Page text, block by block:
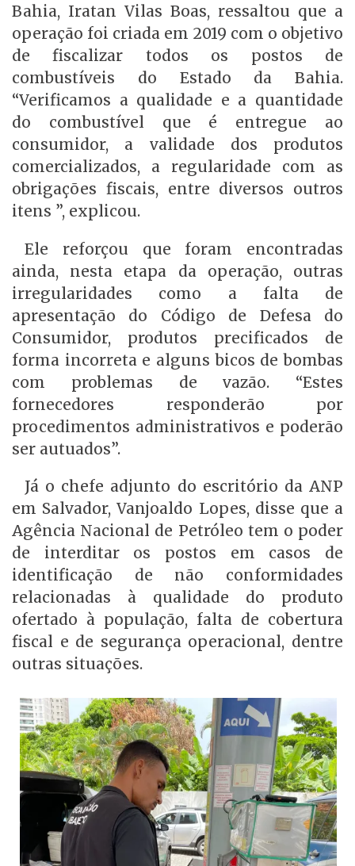
Bahia, Iratan Vilas Boas, ressaltou que a
operação foi criada em 2019 com o objetivo
de fiscalizar todos os postos de
combustíveis do Estado da Bahia.
“Verificamos a qualidade e a quantidade
do combustível que é entregue ao
consumidor, a validade dos produtos
comercializados, a regularidade com as
obrigações fiscais, entre diversos outros
itens ”, explicou.
Ele reforçou que foram encontradas
ainda, nesta etapa da operação, outras
irregularidades como a falta de
apresentação do Código de Defesa do
Consumidor, produtos precificados de
forma incorreta e alguns bicos de bombas
com problemas de vazão. “Estes
fornecedores responderão por
procedimentos administrativos e poderão
ser autuados”.
Já o chefe adjunto do escritório da ANP
em Salvador, Vanjoaldo Lopes, disse que a
Agência Nacional de Petróleo tem o poder
de interditar os postos em casos de
identificação de não conformidades
relacionadas à qualidade do produto
ofertado à população, falta de cobertura
fiscal e de segurança operacional, dentre
outras situações.